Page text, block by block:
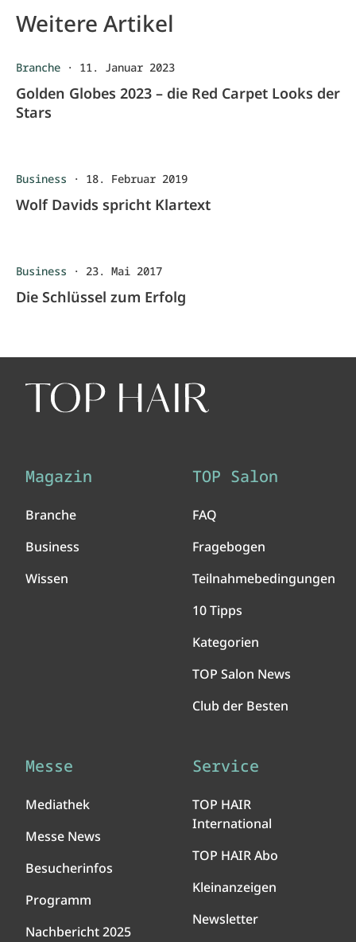
Weitere Artikel
Branche · 11. Januar 2023
Golden Globes 2023 – die Red Carpet Looks der
Stars
Business · 18. Februar 2019
Wolf Davids spricht Klartext
Business · 23. Mai 2017
Die Schlüssel zum Erfolg
Magazin
Branche
Business
Wissen
TOP Salon
FAQ
Fragebogen
Teilnahmebedingungen
10 Tipps
Kategorien
TOP Salon News
Club der Besten
Messe
Mediathek
Messe News
Besucherinfos
Programm
Nachbericht 2025
Service
TOP HAIR
International
TOP HAIR Abo
Kleinanzeigen
Newsletter